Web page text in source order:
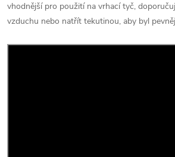
vhodnější pro použití na vrhací tyč,
vzduchu nebo natřít tekutinou, aby byl